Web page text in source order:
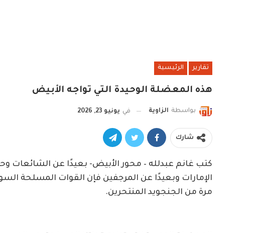
تقارير الرئيسية
هذه المعضلة الوحيدة التي تواجه الأبيض
بواسطة الزاوية في يونيو 23, 2026
شارك
كتب غانم عبدلله – محور الأبيض- بعيدًا عن الشائعات
الإمارات وبعيدًا عن المرجفين فإن القوات المسلحة
مرة من الجنجويد المنتحرين.